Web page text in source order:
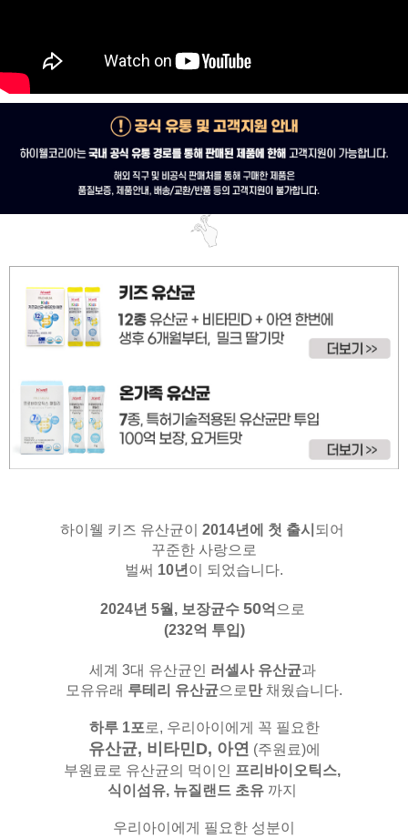
하이웰 키즈 유산균이 2014년에 첫 출시 되어
꾸준한 사랑으로
벌써 10년 이 되었습니다.
2024년 5월, 보장균수 50억 으로
(232억 투입)
세계 3대 유산균인 러셀사 유산균과
모유유래 루테리 유산균으로만채웠습니다.
하루 1포 로, 우리아이에게 꼭 필요한
유산균, 비타민D, 아연 (주원료)에
부원료로 유산균의 먹이인 프리바이오틱스,
식이섬유, 뉴질랜드 초유 까지
우리아이에게 필요한 성분이